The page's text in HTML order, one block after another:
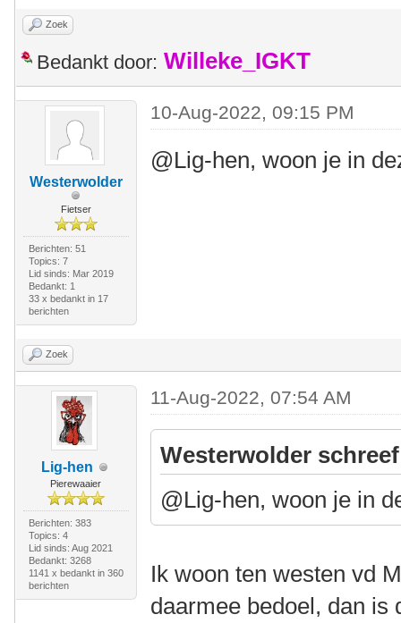
Zoek
Bedankt door: Willeke_IGKT
Westerwolder
Fietser
Berichten: 51
Topics: 7
Lid sinds: Mar 2019
Bedankt: 1
33 x bedankt in 17
berichten
10-Aug-2022, 09:15 PM
@Lig-hen, woon je in
Zoek
Lig-hen
Pierewaaier
Berichten: 383
Topics: 4
Lid sinds: Aug 2021
Bedankt: 3268
1141 x bedankt in 360
berichten
11-Aug-2022, 07:54 AM
Westerwolder
@Lig-hen, woon je in
Ik woon ten westen vd
daarmee bedoel, dan is